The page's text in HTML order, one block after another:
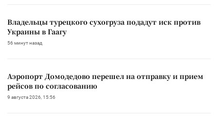
Владельцы турецкого сухогруза подадут иск против
Украины в Гаагу
56 минут назад
Аэропорт Домодедово перешел на отправку и прием
рейсов по согласованию
9 августа 2026, 15:56